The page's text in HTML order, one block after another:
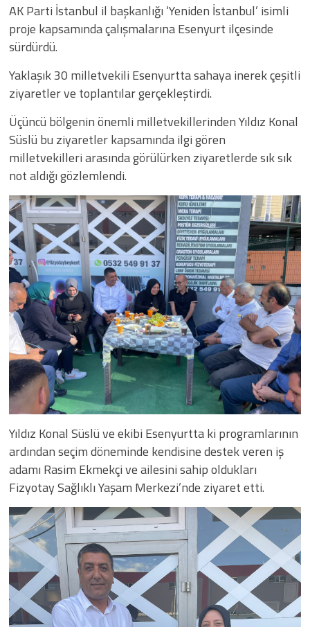
AK Parti İstanbul il başkanlığı ‘Yeniden İstanbul’ isimli
proje kapsamında çalışmalarına Esenyurt ilçesinde
sürdürdü.
Yaklaşık 30 milletvekili Esenyurtta sahaya inerek çeşitli
ziyaretler ve toplantılar gerçekleştirdi.
Üçüncü bölgenin önemli milletvekillerinden Yıldız Konal
Süslü bu ziyaretler kapsamında ilgi gören
milletvekilleri arasında görülürken ziyaretlerde sık sık
not aldığı gözlemlendi.
Yıldız Konal Süslü ve ekibi Esenyurtta ki programlarının
ardından seçim döneminde kendisine destek veren iş
adamı Rasim Ekmekçi ve ailesini sahip oldukları
Fizyotay Sağlıklı Yaşam Merkezi’nde ziyaret etti.